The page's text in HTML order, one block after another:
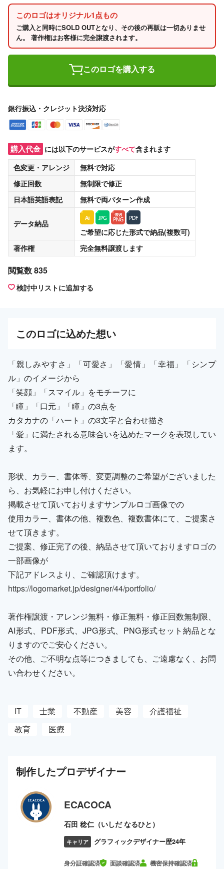
このロゴはオリジナル1点もの
ご購入と同時にSOLD OUTとなり、その後の再販は一切ありませ
ん。 著作権はお客様に完全譲渡されます。
このロゴを購入する
銀行振込・クレジット決済対応
購入代金 には以下のサービスがすべて含まれます
色変更・アレンジ
無料で対応
修正回数
無制限で修正
日本語英語表記
無料で両パターン作成
データ納品
ご希望に応じた形式で納品(複数可)
著作権
完全無料譲渡します
閲覧数 835
検討中リストに追加する
このロゴに込めた想い
「親しみやすさ」「可愛さ」「愛情」「幸福」「シンプ
ル」のイメージから
「笑顔」「スマイル」をモチーフに
「瞳」「口元」「瞳」の3点を
カタカナの「ハート」の3文字と合わせ描き
「愛」に満たされる意味合いを込めたマークを表現してい
ます。
形状、カラー、書体等、変更調整のご希望がございました
ら、お気軽にお申し付けください。
掲載させて頂いておりますサンプルロゴ画像での
使用カラー、書体の他、複数色、複数書体にて、ご提案さ
せて頂きます。
ご提案、修正完了の後、納品させて頂いておりますロゴの
一部画像が
下記アドレスより、ご確認頂けます。
https://logomarket.jp/designer/44/portfolio/
著作権譲渡・アレンジ無料・修正無料・修正回数無制限、
AI形式、PDF形式、JPG形式、PNG形式セット納品とな
りますのでご安心ください。
その他、ご不明な点等につきましても、ご遠慮なく、お問
い合わせください。
IT 士業 不動産 美容
介護福祉
教育
医療
制作したプロデザイナー
ECACOCA
石田 稔仁（いしだ なるひと）
キャリア グラフィックデザイナー歴24年
身分証確認済 面談確認済 機密保持確認済